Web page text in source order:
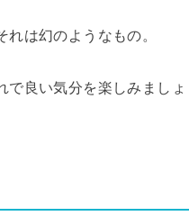
は幻のようなもの。
良い気分を楽しみましょ